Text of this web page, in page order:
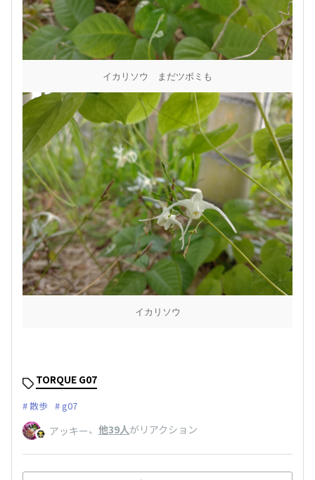
イカリソウ まだツボミも
イカリソウ
TORQUE G07
散歩 g07
アッキー、 他39人がリアクション